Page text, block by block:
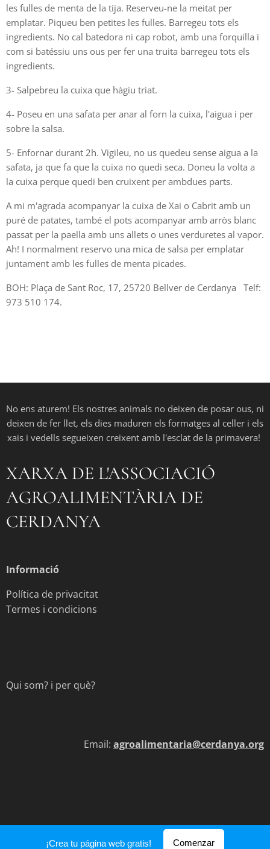
les fulles de menta de la tija. Reserveu-ne la meitat per
emplatar. Piqueu ben petites les fulles. Barregeu tots els
ingredients. No cal batedora ni cap robot, amb una forquilla i
com si batéssiu uns ous per fer una truita barregeu tots els
ingredients.
3- Salpebreu la cuixa que hàgiu triat.
4- Poseu en una safata per anar al forn la cuixa, l'aigua i per
sobre la salsa.
5- Enfornar durant 2h. Vigileu, no us quedeu sense aigua a la
safata, ja que fa que la cuixa no quedi seca. Doneu la volta a
la cuixa perque quedi ben cruixent per ambdues parts.
A mi m'agrada acompanyar la cuixa de Xai o Cabrit amb un
puré de patates, també el pots acompanyar amb arròs blanc
passat per la paella amb uns allets o unes verduretes al vapor.
Ah! I normalment reservo una mica de salsa per emplatar
juntament amb les fulles de menta picades.
BOH: Plaça de Sant Roc, 17, 25720 Bellver de Cerdanya Telf:
973 510 174.
No ens aturem! Els nostres animals no deixen de posar ous, ni
deixen de fer llet, els dies maduren els formatges al celler i els
xais i vedells segueixen creixent amb l'esclat de la primavera!
XARXA DE L'ASSOCIACIÓ
AGROALIMENTÀRIA DE
CERDANYA
Informació
Política de privacitat
Termes i condicions
Qui som? i per què?
Email: agroalimentaria@cerdanya.org
Creado conWebnode
¡Crea tu página web gratis! Comenzar